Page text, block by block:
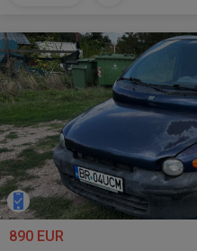
890 EUR